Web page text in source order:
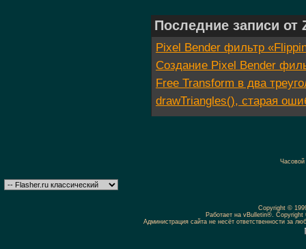
Последние записи от
Pixel Bender фильтр
Создание Pixel Bender
Free Transform в два
drawTriangles(), старая
Copyright ©
Работает на vBulletin®.
Администрация сайта не несёт ответственности за